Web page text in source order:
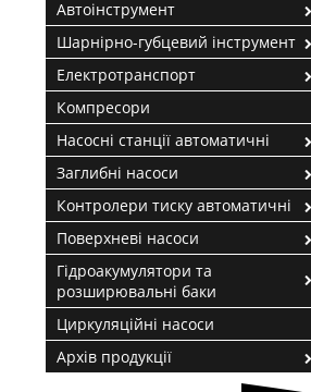
Автоінструмент
Шарнірно-губцевий інструмент
Електротранспорт
Компресори
Насосні станції автоматичні
Заглибні насоси
Контролери тиску автоматичні
Поверхневі насоси
Гідроакумулятори та
розширювальні баки
Циркуляційні насоси
Архів продукції